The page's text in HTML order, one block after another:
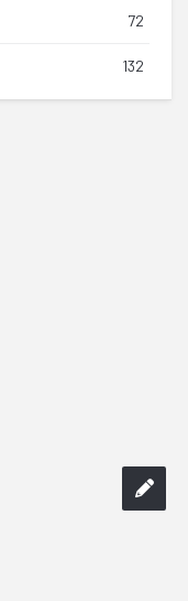
72
132